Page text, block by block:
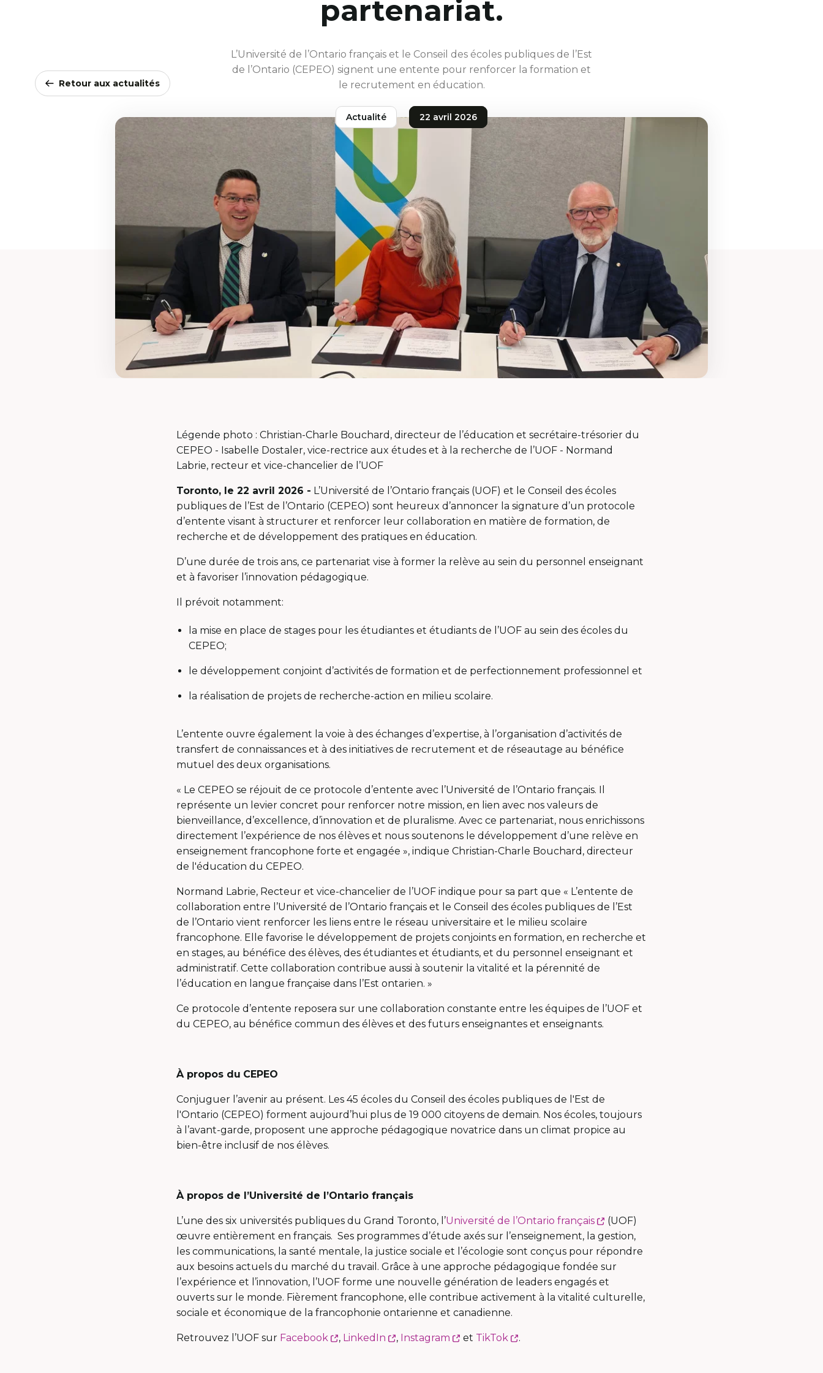
partenariat.
L’Université de l’Ontario français et le Conseil des écoles publiques de l’Est
de l’Ontario (CEPEO) signent une entente pour renforcer la formation et
le recrutement en éducation.
Retour aux actualités
Actualité 22 avril 2026
Légende photo : Christian-Charle Bouchard, directeur de l’éducation et secrétaire-trésorier du
CEPEO - Isabelle Dostaler, vice-rectrice aux études et à la recherche de l’UOF - Normand
Labrie, recteur et vice-chancelier de l’UOF
Toronto, le 22 avril 2026 - L’Université de l’Ontario français (UOF) et le Conseil des écoles
publiques de l’Est de l’Ontario (CEPEO) sont heureux d’annoncer la signature d’un protocole
d’entente visant à structurer et renforcer leur collaboration en matière de formation, de
recherche et de développement des pratiques en éducation.
D’une durée de trois ans, ce partenariat vise à former la relève au sein du personnel enseignant
et à favoriser l’innovation pédagogique.
Il prévoit notamment:
la mise en place de stages pour les étudiantes et étudiants de l’UOF au sein des écoles du
CEPEO;
le développement conjoint d’activités de formation et de perfectionnement professionnel et
la réalisation de projets de recherche-action en milieu scolaire.
L’entente ouvre également la voie à des échanges d’expertise, à l’organisation d’activités de
transfert de connaissances et à des initiatives de recrutement et de réseautage au bénéfice
mutuel des deux organisations.
« Le CEPEO se réjouit de ce protocole d’entente avec l’Université de l’Ontario français. Il
représente un levier concret pour renforcer notre mission, en lien avec nos valeurs de
bienveillance, d’excellence, d’innovation et de pluralisme. Avec ce partenariat, nous enrichissons
directement l’expérience de nos élèves et nous soutenons le développement d’une relève en
enseignement francophone forte et engagée », indique Christian-Charle Bouchard, directeur
de l'éducation du CEPEO.
Normand Labrie, Recteur et vice-chancelier de l’UOF indique pour sa part que « L’entente de
collaboration entre l’Université de l’Ontario français et le Conseil des écoles publiques de l’Est
de l’Ontario vient renforcer les liens entre le réseau universitaire et le milieu scolaire
francophone. Elle favorise le développement de projets conjoints en formation, en recherche et
en stages, au bénéfice des élèves, des étudiantes et étudiants, et du personnel enseignant et
administratif. Cette collaboration contribue aussi à soutenir la vitalité et la pérennité de
l’éducation en langue française dans l’Est ontarien. »
Ce protocole d’entente reposera sur une collaboration constante entre les équipes de l’UOF et
du CEPEO, au bénéfice commun des élèves et des futurs enseignantes et enseignants.
À propos du CEPEO
Conjuguer l’avenir au présent. Les 45 écoles du Conseil des écoles publiques de l'Est de
l'Ontario (CEPEO) forment aujourd’hui plus de 19 000 citoyens de demain. Nos écoles, toujours
à l’avant-garde, proposent une approche pédagogique novatrice dans un climat propice au
bien-être inclusif de nos élèves.
À propos de l’Université de l’Ontario français
L’une des six universités publiques du Grand Toronto, l’Université de l’Ontario français
Ce
lien
s'ouvrira
dans
une
nouvelle
(UOF)
œuvre entièrement en français. Ses programmes d’étude axés sur l’enseignement, la gestion,
les communications, la santé mentale, la justice sociale et l’écologie sont conçus pour répondre
aux besoins actuels du marché du travail. Grâce à une approche pédagogique fondée sur
l’expérience et l’innovation, l’UOF forme une nouvelle génération de leaders engagés et
ouverts sur le monde. Fièrement francophone, elle contribue activement à la vitalité culturelle,
sociale et économique de la francophonie ontarienne et canadienne.
Retrouvez l’UOF sur Facebook
Ce
, LinkedIn
Ce
, Instagram
Ce
et TikTok
Ce
.